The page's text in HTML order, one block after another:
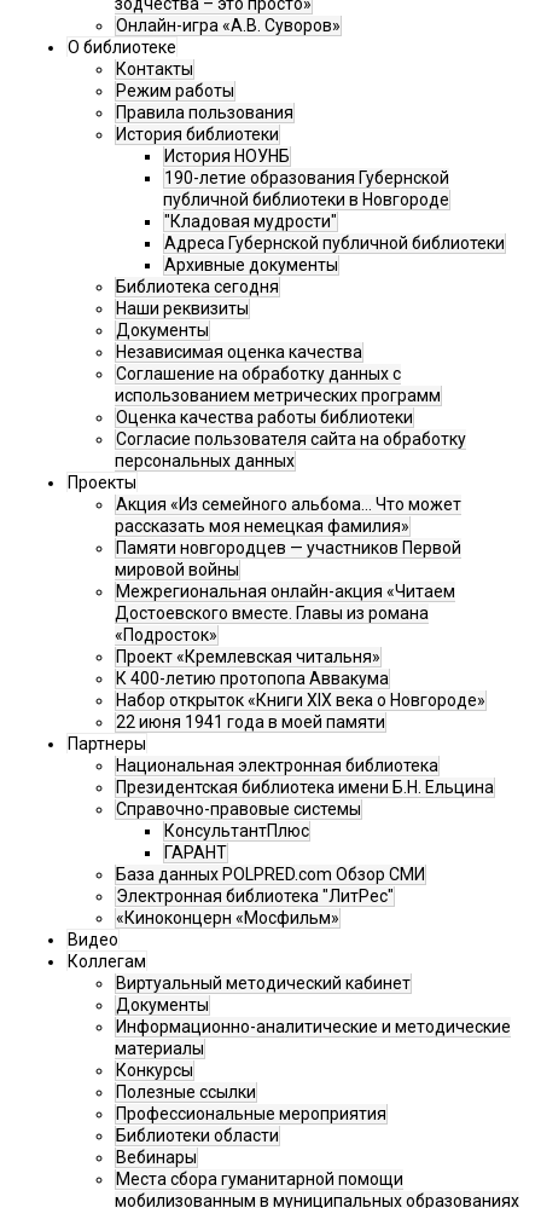
зодчества – это просто»
Онлайн-игра «А.В. Суворов»
О библиотеке
Контакты
Режим работы
Правила пользования
История библиотеки
История НОУНБ
190-летие образования Губернской
публичной библиотеки в Новгороде
"Кладовая мудрости"
Адреса Губернской публичной библиотеки
Архивные документы
Библиотека сегодня
Наши реквизиты
Документы
Независимая оценка качества
Соглашение на обработку данных с
использованием метрических программ
Оценка качества работы библиотеки
Согласие пользователя сайта на обработку
персональных данных
Проекты
Акция «Из семейного альбома... Что может
рассказать моя немецкая фамилия»
Памяти новгородцев — участников Первой
мировой войны
Межрегиональная онлайн-акция «Читаем
Достоевского вместе. Главы из романа
«Подросток»
Проект «Кремлевская читальня»
К 400-летию протопопа Аввакума
Набор открыток «Книги XIX века о Новгороде»
22 июня 1941 года в моей памяти
Партнеры
Национальная электронная библиотека
Президентская библиотека имени Б.Н. Ельцина
Справочно-правовые системы
КонсультантПлюс
ГАРАНТ
База данных POLPRED.com Обзор СМИ
Электронная библиотека "ЛитРес"
«Киноконцерн «Мосфильм»
Видео
Коллегам
Виртуальный методический кабинет
Документы
Информационно-аналитические и методические
материалы
Конкурсы
Полезные ссылки
Профессиональные мероприятия
Библиотеки области
Вебинары
Места сбора гуманитарной помощи
мобилизованным в муниципальных образованиях